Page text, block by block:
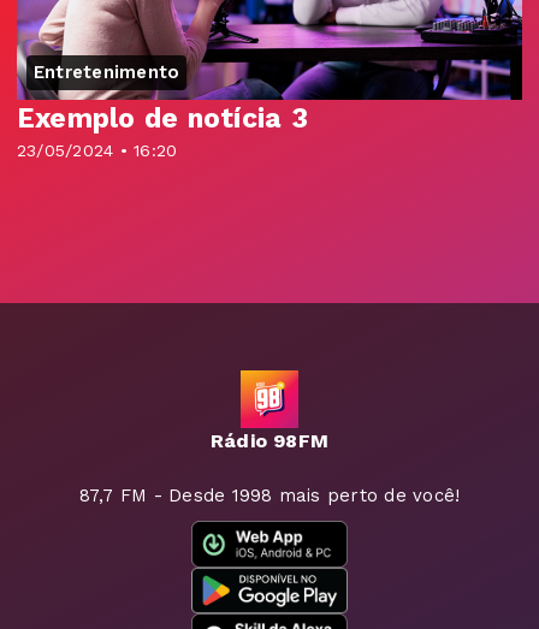
Entretenimento
23/05/2024 • 16:20
Exemplo de notícia 3
Rádio 98FM
87,7 FM - Desde 1998 mais perto de você!